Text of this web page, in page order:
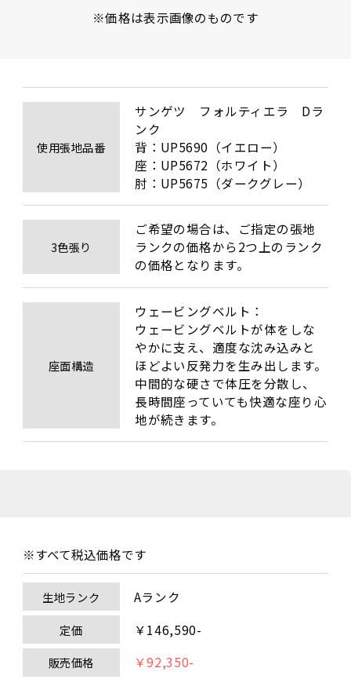
※価格は表示画像のものです
使用張地品番
サンゲツ　フォルティエラ　Dラ
ンク
背：UP5690（イエロー）
座：UP5672（ホワイト）
肘：UP5675（ダークグレー）
3色張り
ご希望の場合は、ご指定の張地
ランクの価格から2つ上のランク
の価格となります。
座面構造
ウェービングベルト：
ウェービングベルトが体をしな
やかに支え、適度な沈み込みと
ほどよい反発力を生み出します。
中間的な硬さで体圧を分散し、
長時間座っていても快適な座り心
地が続きます。
※すべて税込価格です
生地ランク Aランク
定価 ￥146,590-
販売価格 ￥92,350-